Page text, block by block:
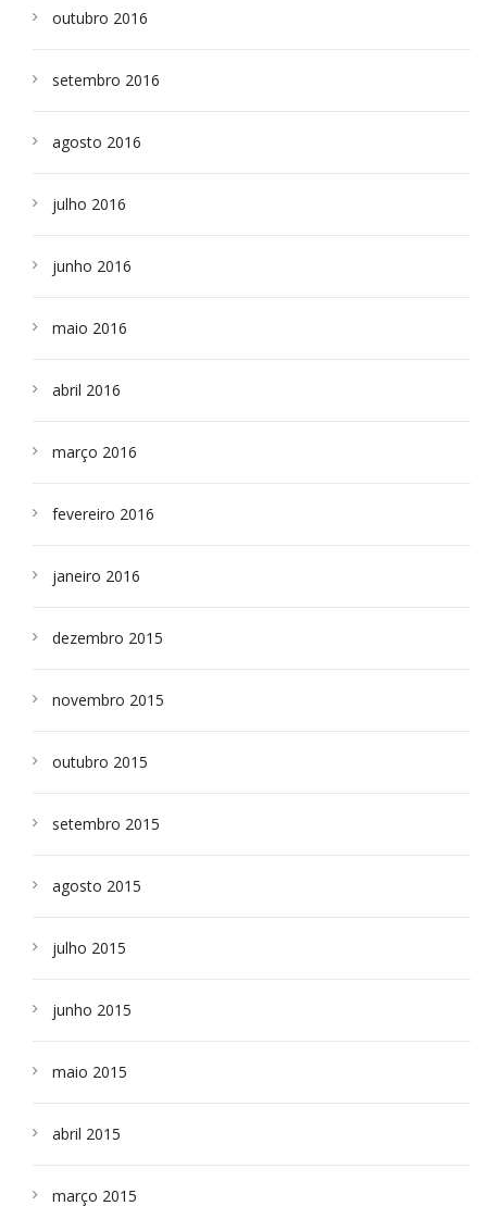
outubro 2016
setembro 2016
agosto 2016
julho 2016
junho 2016
maio 2016
abril 2016
março 2016
fevereiro 2016
janeiro 2016
dezembro 2015
novembro 2015
outubro 2015
setembro 2015
agosto 2015
julho 2015
junho 2015
maio 2015
abril 2015
março 2015